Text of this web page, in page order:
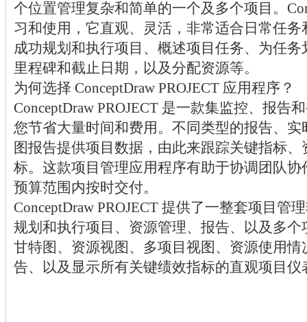
个位置管理复杂和简单的一个及多个项目。
习和使用，它直观、灵活，非常适合日常任
成功规划和执行项目、概述项目任务、为任
里程碑和截止日期，以及分配资源等。
为何选择 ConceptDraw PROJECT 应用程序？
ConceptDraw PROJECT 是一款集监控、报告
您节省大量时间和费用。不同类型的报告、
图报告提供项目数据，由此来跟踪关键指标
标。这款项目管理应用程序有助于协调团队
预算范围内按时交付。
ConceptDraw PROJECT 提供了一整套项目管
规划和执行项目、资源管理、报告、以及多
甘特图、资源视图、多项目视图、资源使用
告、以及显示所有关键绩效指标的直观项目仪